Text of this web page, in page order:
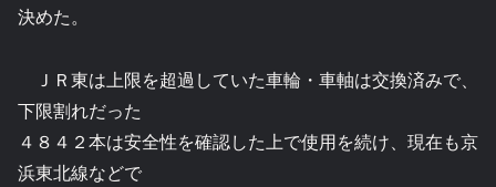
決めた。
ＪＲ東は上限を超過していた車輪・車軸は交換済みで、
下限割れだった
４８４２本は安全性を確認した上で使用を続け、現在も京
浜東北線などで